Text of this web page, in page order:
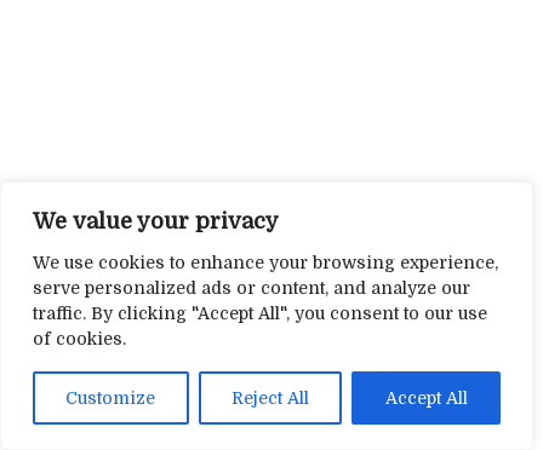
We value your privacy
We use cookies to enhance your browsing experience,
serve personalized ads or content, and analyze our
traffic. By clicking "Accept All", you consent to our use
of cookies.
Customize Reject All Accept All